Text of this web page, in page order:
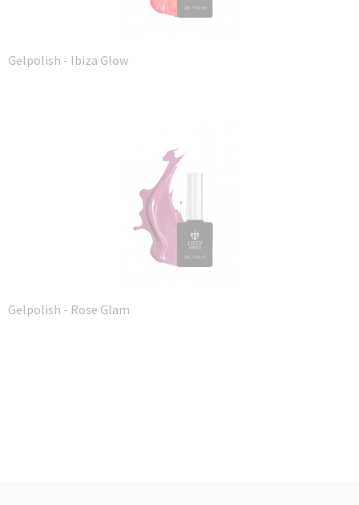
Gelpolish - Ibiza Glow
Gelpolish - Rose Glam